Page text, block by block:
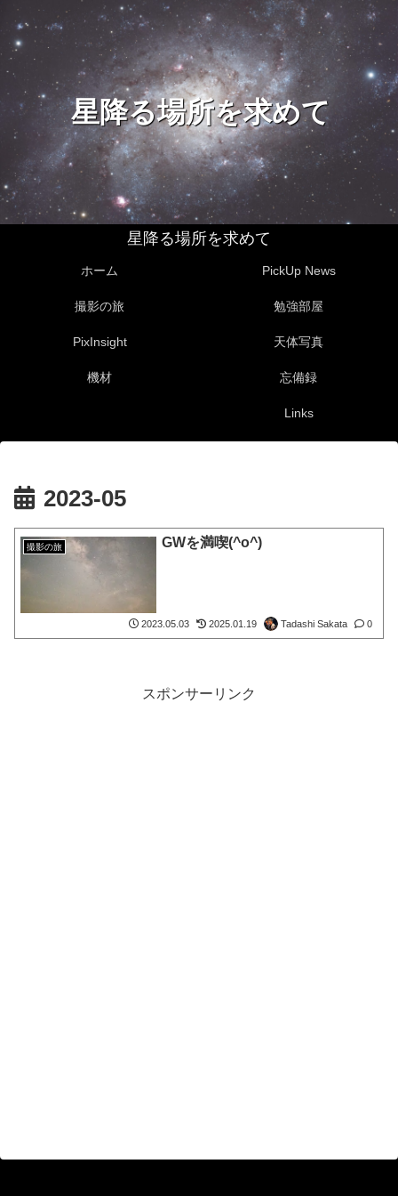
星降る場所を求めて
星降る場所を求めて
ホーム PickUp News
撮影の旅 勉強部屋
PixInsight 天体写真
機材 忘備録
Links
2023-05
撮影の旅 GWを満喫(^o^)
2023.05.03 2025.01.19 Tadashi Sakata 0
スポンサーリンク